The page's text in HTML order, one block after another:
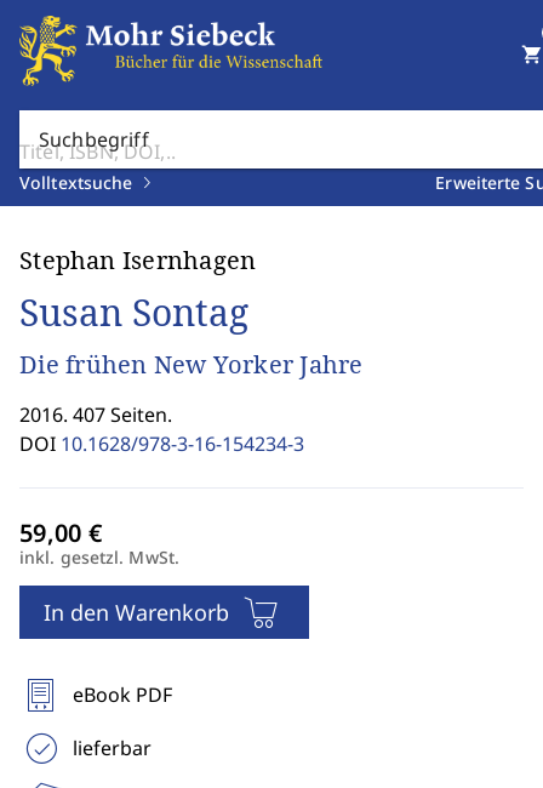
Suchbegriff
Volltextsuche Erweiterte
shopping_cart
Stephan Isernhagen
Susan Sontag
Die frühen New Yorker Jahre
2016. 407 Seiten.
DOI 10.1628/978-3-16-154234-3
inkl. gesetzl. MwSt.
In den Warenkorb
eBook PDF
lieferbar